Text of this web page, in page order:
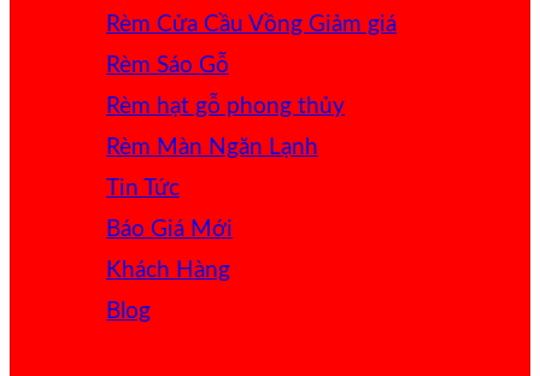
Rèm Cửa Cầu Vồng
Rèm Sáo Gỗ
Rèm hạt gỗ phong thủy
Rèm Màn Ngăn Lạnh
Tin Tức
Báo Giá
Khách Hàng
Blog